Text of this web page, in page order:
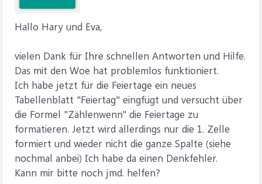
Hallo Hary und Eva,
vielen Dank für Ihre schnellen Antworten und Hilfe.
Das mit den Woe hat problemlos funktioniert.
Ich habe jetzt für die Feiertage ein neues
Tabellenblatt "Feiertag" eingfügt und versucht über
die Formel "Zählenwenn" die Feiertage zu
formatieren. Jetzt wird allerdings nur die 1. Zelle
formiert und wieder nicht die ganze Spalte (siehe
nochmal anbei) Ich habe da einen Denkfehler.
Kann mir bitte noch jmd. helfen?